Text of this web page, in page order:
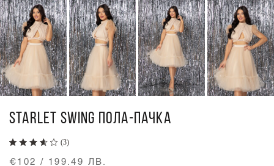
STARLET SWING ПОЛА-ПАЧКА
(3)
€102 / 199.49 ЛВ.